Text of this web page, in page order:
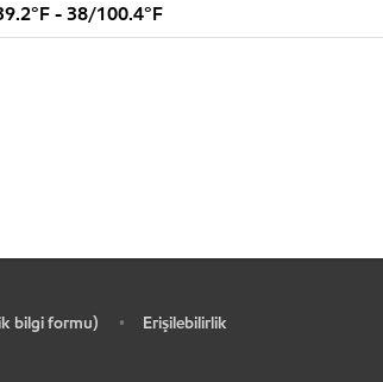
- 38/100.4°F
bilgi formu) • Erişilebilirlik